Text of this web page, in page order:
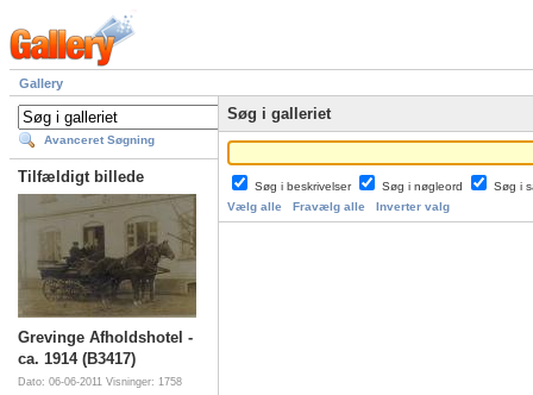
Gallery
Avanceret Søgning
Tilfældigt billede
Grevinge Afholdshotel -
ca. 1914 (B3417)
Dato: 06-06-2011 Visninger: 1758
Søg i galleriet
Søg i beskrivelser Søg i nøgleord
Søg i
Vælg alle
Fravælg alle Inverter valg